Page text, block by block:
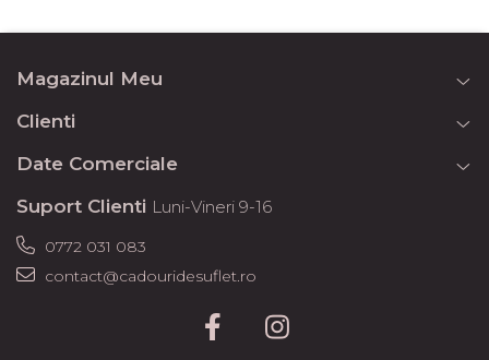
Magazinul Meu
Clienti
Date Comerciale
Suport Clienti Luni-Vineri 9-16
0772 031 083
contact@cadouridesuflet.ro